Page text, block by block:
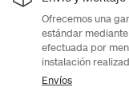
Ofrecemos una
estándar
efectuada por
instalación
Envíos